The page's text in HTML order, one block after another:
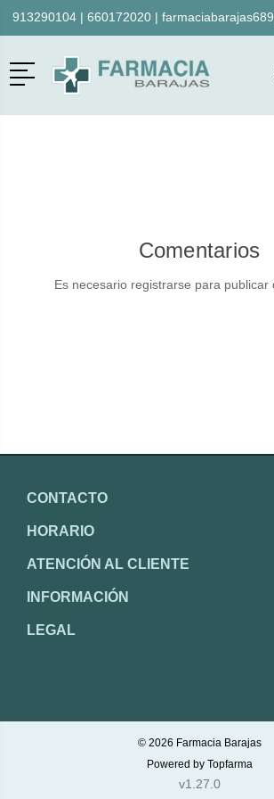
913290104| 660172020|
Menú
Comentarios
Es necesario registrarse para publicar
CONTACTO
HORARIO
ATENCIÓN AL CLIENTE
INFORMACIÓN
LEGAL
© 2026 Farmacia Barajas
Powered by Topfarma
v1.27.0